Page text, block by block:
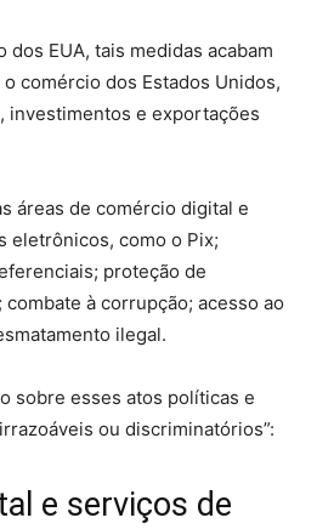
dos EUA, tais medidas acabam
comércio dos Estados Unidos,
investimentos e exportações
áreas de comércio digital e
eletrônicos, como o Pix;
proteção de
à corrupção; acesso ao
ilegal.
sobre esses atos políticas e
ou discriminatórios”:
e serviços de